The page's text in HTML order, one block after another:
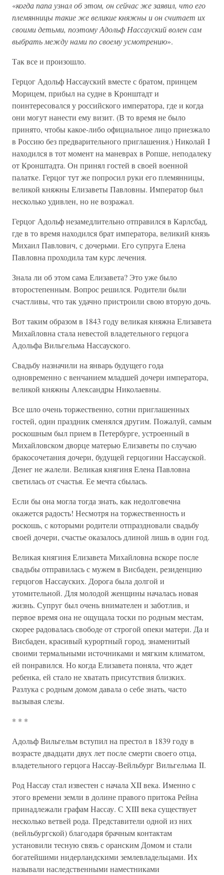
«когда папа узнал об этом, он сейчас же заявил, что его
племянницы такие же великие княжны и он считает их
своими детьми, поэтому Адольф Нассауский волен сам
выбрать между нами по своему усмотрению».
Так все и произошло.
Герцог Адольф Нассауский вместе с братом, принцем
Морицем, прибыл на судне в Кронштадт и
поинтересовался у российского императора, где и когда
они могут нанести ему визит. (В то время не было
принято, чтобы какое-либо официальное лицо приезжало
в Россию без предварительного приглашения.) Николай I
находился в тот момент на маневрах в Ропше, неподалеку
от Кронштадта. Он принял гостей в своей военной
палатке. Герцог тут же попросил руки его племянницы,
великой княжны Елизаветы Павловны. Император был
несколько удивлен, но не возражал.
Герцог Адольф незамедлительно отправился в Карлсбад,
где в то время находился брат императора, великий князь
Михаил Павлович, с дочерьми. Его супруга Елена
Павловна проходила там курс лечения.
Знала ли об этом сама Елизавета? Это уже было
второстепенным. Вопрос решился. Родители были
счастливы, что так удачно пристроили свою вторую дочь.
Вот таким образом в 1843 году великая княжна Елизавета
Михайловна стала невестой владетельного герцога
Адольфа Вильгельма Нассауского.
Свадьбу назначили на январь будущего года
одновременно с венчанием младшей дочери императора,
великой княжны Александры Николаевны.
Все шло очень торжественно, сотни приглашенных
гостей, один праздник сменялся другим. Пожалуй, самым
роскошным был прием в Петербурге, устроенный в
Михайловском дворце матерью Елизаветы по случаю
бракосочетания дочери, будущей герцогини Нассауской.
Денег не жалели. Великая княгиня Елена Павловна
светилась от счастья. Ее мечта сбылась.
Если бы она могла тогда знать, как недолговечна
окажется радость! Несмотря на торжественность и
роскошь, с которыми родители отпраздновали свадьбу
своей дочери, счастье оказалось длиной лишь в один год.
Великая княгиня Елизавета Михайловна вскоре после
свадьбы отправилась с мужем в Висбаден, резиденцию
герцогов Нассауских. Дорога была долгой и
утомительной. Для молодой женщины началась новая
жизнь. Супруг был очень внимателен и заботлив, и
первое время она не ощущала тоски по родным местам,
скорее радовалась свободе от строгой опеки матери. Да и
Висбаден, красивый курортный город, знаменитый
своими термальными источниками и мягким климатом,
ей понравился. Но когда Елизавета поняла, что ждет
ребенка, ей стало не хватать присутствия близких.
Разлука с родным домом давала о себе знать, часто
вызывая слезы.
* * *
Адольф Вильгельм вступил на престол в 1839 году в
возрасте двадцати двух лет после смерти своего отца,
владетельного герцога Нассау-Вейльбург Вильгельма II.
Род Нассау стал известен с начала XII века. Именно с
этого времени земли в долине правого притока Рейна
принадлежали графам Нассау. С XIII века существует
несколько ветвей рода. Представители одной из них
(вейльбургской) благодаря брачным контактам
установили тесную связь с оранским Домом и стали
богатейшими нидерландскими землевладельцами. Их
называли наследственными наместниками